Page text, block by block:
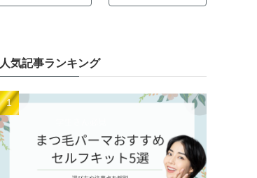
人気記事ランキング